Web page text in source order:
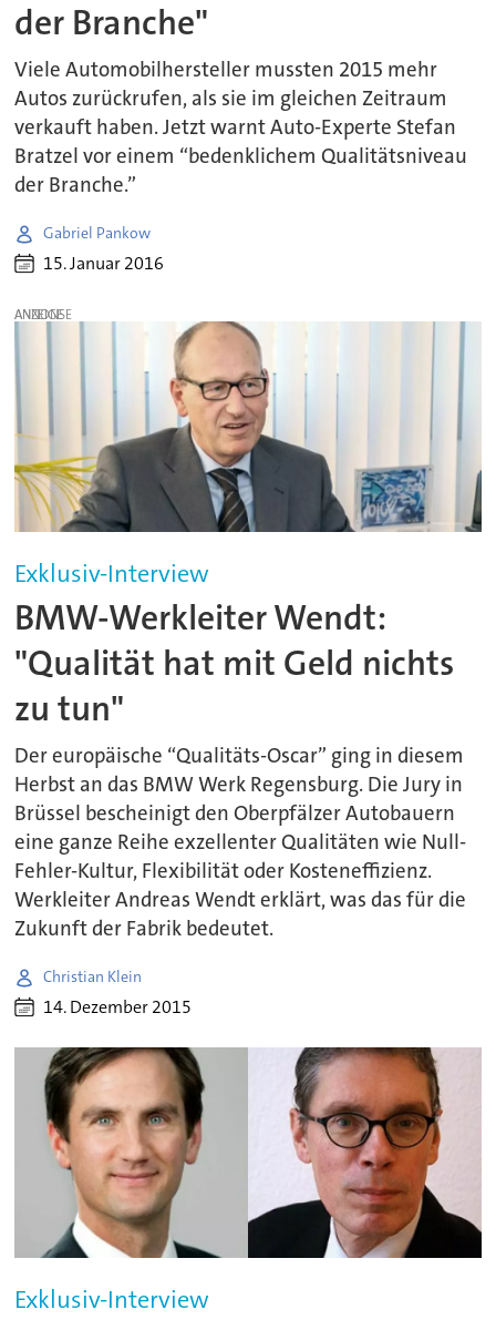
der Branche"
Viele Automobilhersteller mussten 2015 mehr
Autos zurückrufen, als sie im gleichen Zeitraum
verkauft haben. Jetzt warnt Auto-Experte Stefan
Bratzel vor einem “bedenklichem Qualitätsniveau
der Branche.”
Gabriel Pankow
15. Januar 2016
ANZEIGE
Exklusiv-Interview
BMW-Werkleiter Wendt:
"Qualität hat mit Geld nichts
zu tun"
Der europäische “Qualitäts-Oscar” ging in diesem
Herbst an das BMW Werk Regensburg. Die Jury in
Brüssel bescheinigt den Oberpfälzer Autobauern
eine ganze Reihe exzellenter Qualitäten wie Null-
Fehler-Kultur, Flexibilität oder Kosteneffizienz.
Werkleiter Andreas Wendt erklärt, was das für die
Zukunft der Fabrik bedeutet.
Christian Klein
14. Dezember 2015
Exklusiv-Interview